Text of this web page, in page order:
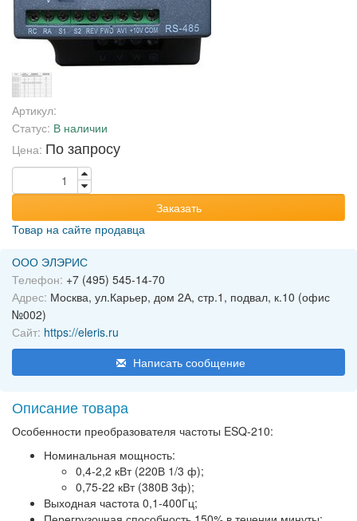
Артикул:
Статус: В наличии
Цена: По запросу
Заказать
Товар на сайте продавца
ООО ЭЛЭРИС
Телефон: +7 (495) 545-14-70
Адрес: Москва, ул.Карьер, дом 2А, стр.1, подвал, к.10 (офис
№002)
Сайт: https://eleris.ru
Написать сообщение
Описание товара
Особенности преобразователя частоты ESQ-210:
Номинальная мощность:
0,4-2,2 кВт (220В 1/3 ф);
0,75-22 кВт (380В 3ф);
Выходная частота 0,1-400Гц;